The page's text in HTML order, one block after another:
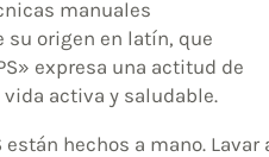
manuales
su origen en latín, que
expresa una actitud de
activa y saludable.
están hechos a mano. Lavar